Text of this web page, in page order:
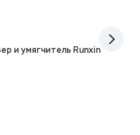
и умягчитель Runxin